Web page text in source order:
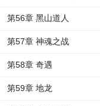
第56章 黑山道人
第57章 神魂之战
第58章 奇遇
第59章 地龙